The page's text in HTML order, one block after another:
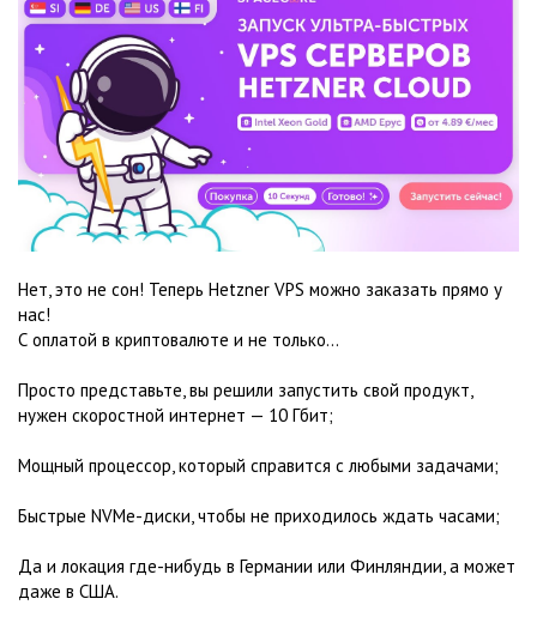
Нет, это не сон! Теперь Hetzner VPS можно заказать прямо у
нас!
С оплатой в криптовалюте и не только…
Просто представьте, вы решили запустить свой продукт,
нужен скоростной интернет — 10 Гбит;
Мощный процессор, который справится с любыми задачами;
Быстрые NVMe-диски, чтобы не приходилось ждать часами;
Да и локация где-нибудь в Германии или Финляндии, а может
даже в США.